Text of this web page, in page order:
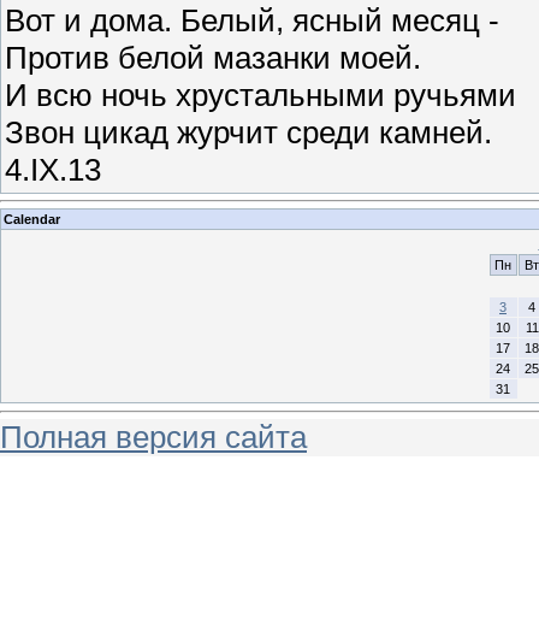
Вот и дома. Белый, ясный месяц -
Против белой мазанки моей.
И всю ночь хрустальными ручьями
Звон цикад журчит среди камней.
4.IХ.13
Calendar
Пн
Вт
3
4
10
11
17
18
24
25
31
Полная версия сайта